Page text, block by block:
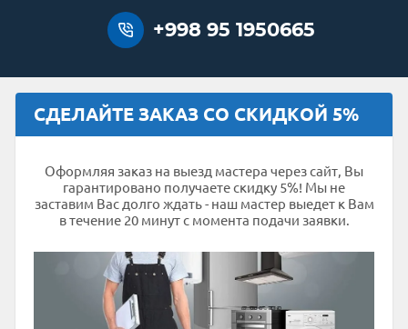
+998 95 1950665
СДЕЛАЙТЕ ЗАКАЗ СО СКИДКОЙ 5%
Оформляя заказ на выезд мастера через сайт, Вы
гарантировано получаете скидку 5%! Мы не
заставим Вас долго ждать - наш мастер выедет к Вам
в течение 20 минут с момента подачи заявки.